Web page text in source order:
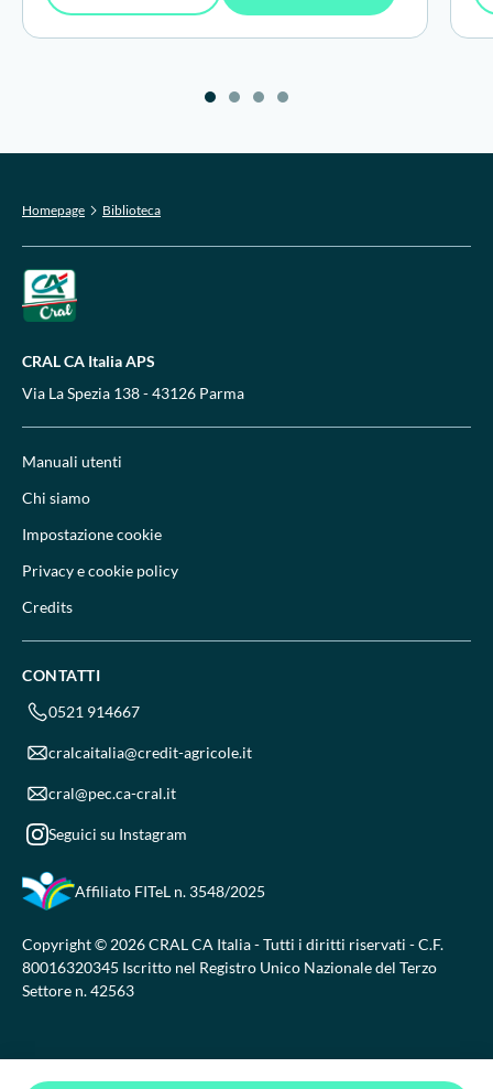
Homepage Biblioteca
CRAL CA Italia APS
Via La Spezia 138 - 43126 Parma
Manuali utenti
Chi siamo
Impostazione cookie
Privacy e cookie policy
Credits
CONTATTI
0521 914667
cralcaitalia@credit-agricole.it
cral@pec.ca-cral.it
Seguici su Instagram
Affiliato FITeL n. 3548/2025
Copyright © 2026 CRAL CA Italia - Tutti i diritti riservati - C.F.
80016320345 Iscritto nel Registro Unico Nazionale del Terzo
Settore n. 42563